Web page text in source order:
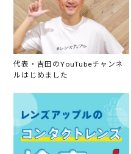
代表・吉田のYouTubeチャンネ
ルはじめました